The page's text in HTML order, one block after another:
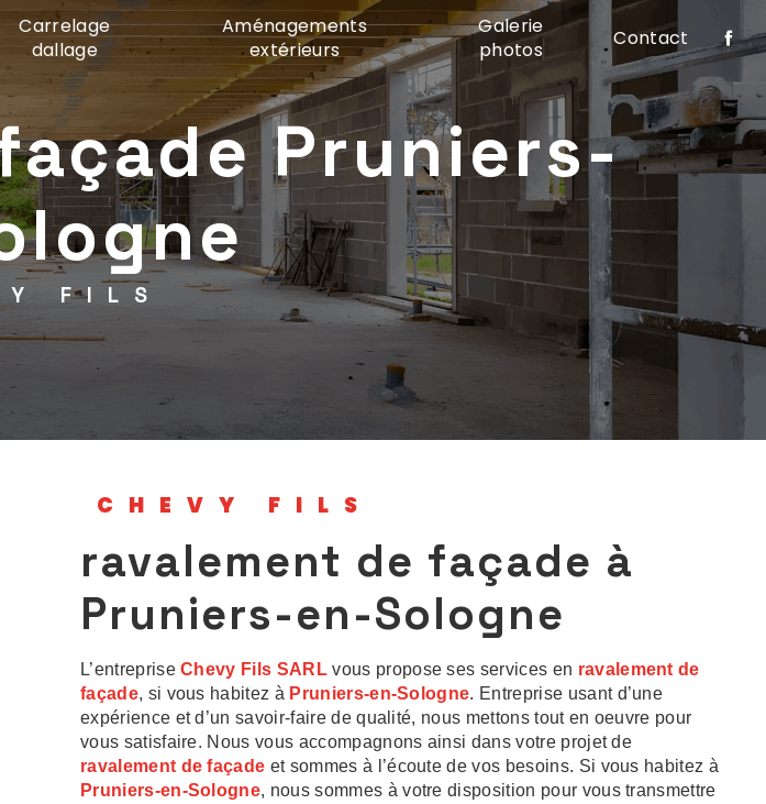
Carrelage
dallage
Aménagements
extérieurs
Galerie
photos
Contact
Pruniers-
FILS
CHEVY FILS
ravalement de façade à
Pruniers-en-Sologne
L’entrepriseChevy Fils SARLvous propose ses services en ravalement de
façade, si vous habitez à Pruniers-en-Sologne. Entreprise usant d’une
expérience et d’un savoir-faire de qualité, nous mettons tout en oeuvre pour
vous satisfaire. Nous vous accompagnons ainsi dans votre projet de
ravalement de façade et sommes à l’écoute de vos besoins. Si vous habitez à
Pruniers-en-Sologne, nous sommes à votre disposition pour vous transmettre